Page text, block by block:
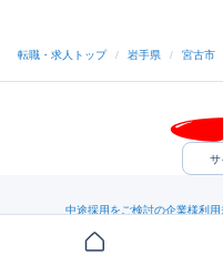
転職・求人トップ / 岩手県 / 宮古市
サ
中途採用をご検討の企業様利用
（